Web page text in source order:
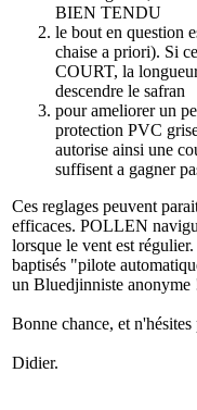
BIEN TENDU
le bout en question
chaise a priori). Si
COURT, la
descendre le safran
pour ameliorer un
protection PVC
autorise ainsi une
suffisent a gagner
Ces reglages peuvent
efficaces. POLLEN
lorsque le vent est
baptisés "pilote
un Bluedjinniste anonyme
Bonne chance, et
Didier.